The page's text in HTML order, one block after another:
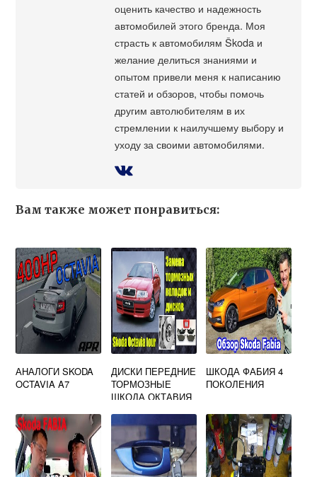
оценить качество и надежность
автомобилей этого бренда. Моя
страсть к автомобилям Škoda и
желание делиться знаниями и
опытом привели меня к написанию
статей и обзоров, чтобы помочь
другим автолюбителям в их
стремлении к наилучшему выбору и
уходу за своими автомобилями.
Вам также может понравиться:
АНАЛОГИ SKODA
OCTAVIA A7
ДИСКИ ПЕРЕДНИЕ
ТОРМОЗНЫЕ
ШКОДА ОКТАВИЯ
ШКОДА ФАБИЯ 4
ПОКОЛЕНИЯ